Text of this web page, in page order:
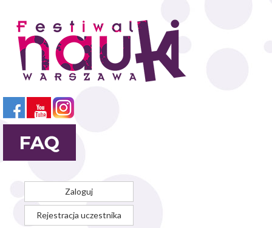
treści
Zaloguj
Rejestracja uczestnika